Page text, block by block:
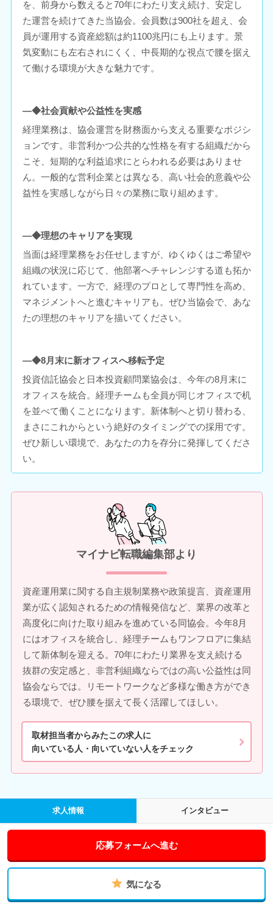
を、前身から数えると70年にわたり支え続け、安定し
た運営を続けてきた当協会。会員数は900社を超え、会
員が運用する資産総額は約1100兆円にも上ります。景
気変動にも左右されにくく、中長期的な視点で腰を据え
て働ける環境が大きな魅力です。
―◆社会貢献や公益性を実感
経理業務は、協会運営を財務面から支える重要なポジシ
ョンです。非営利かつ公共的な性格を有する組織だから
こそ、短期的な利益追求にとらわれる必要はありませ
ん。一般的な営利企業とは異なる、高い社会的意義や公
益性を実感しながら日々の業務に取り組めます。
―◆理想のキャリアを実現
当面は経理業務をお任せしますが、ゆくゆくはご希望や
組織の状況に応じて、他部署へチャレンジする道も拓か
れています。一方で、経理のプロとして専門性を高め、
マネジメントへと進むキャリアも。ぜひ当協会で、あな
たの理想のキャリアを描いてください。
―◆8月末に新オフィスへ移転予定
投資信託協会と日本投資顧問業協会は、今年の8月末に
オフィスを統合。経理チームも全員が同じオフィスで机
を並べて働くことになります。新体制へと切り替わる、
まさにこれからという絶好のタイミングでの採用です。
ぜひ新しい環境で、あなたの力を存分に発揮してくださ
い。
マイナビ転職編集部より
資産運用業に関する自主規制業務や政策提言、資産運用
業が広く認知されるための情報発信など、業界の改革と
高度化に向けた取り組みを進めている同協会。今年8月
にはオフィスを統合し、経理チームもワンフロアに集結
して新体制を迎える。70年にわたり業界を支え続ける
抜群の安定感と、非営利組織ならではの高い公益性は同
協会ならでは。リモートワークなど多様な働き方ができ
る環境で、ぜひ腰を据えて長く活躍してほしい。
取材担当者からみたこの求人に
向いている人・向いていない人をチェック
求人情報 インタビュー
応募フォームへ進む
気になる